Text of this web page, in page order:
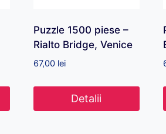
Puzzle 1500 piese –
Rialto Bridge, Venice
67,00 lei
Detalii